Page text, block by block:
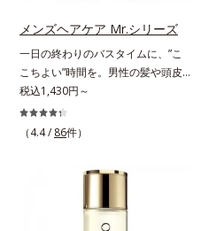
メンズヘアケア Mr.シリーズ
一日の終わりのバスタイムに、”こ
こちよい”時間を。男性の髪や頭皮
は汗や余分な皮脂に加え、ハードワ
ックスやスプレーなど性質が異なる
汚れがたまりやすい環境にありま
れも1度洗いで落とす設計のシャン
プーを実現しました。また、うるお
税込1,430円～
（4.4 / 86件）